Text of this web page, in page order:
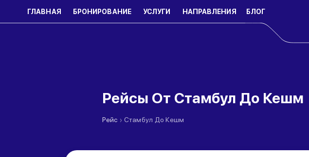
ГЛАВНАЯ БРОНИРОВАНИЕ УСЛУГИ НАПРАВЛЕНИЯ БЛОГ
Рейсы От Стамбул До Кешм
Рейс › Стамбул До Кешм